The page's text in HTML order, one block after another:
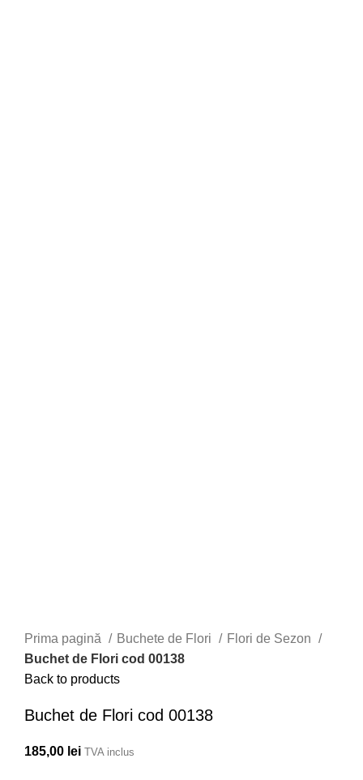
Prima pagină Buchete de Flori
Flori de Sezon
Buchet de Flori cod 00138
Back to products
Buchet de Flori cod 00138
185,00 lei TVA inclus